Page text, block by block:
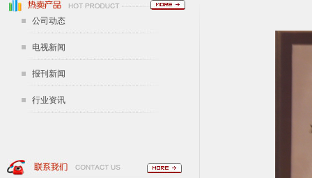
公司动态
电视新闻
报刊新闻
行业资讯